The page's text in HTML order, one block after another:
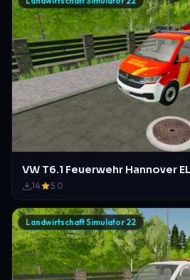
VW T6.1 Feuerwehr Hannover
14 5.0
Landwirtschaft Simulator 22